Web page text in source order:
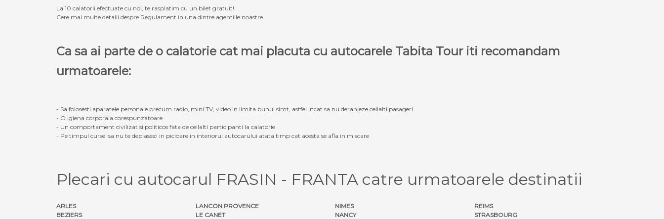
La 10 calatorii efectuate cu noi, te rasplatim cu un bilet gratuit!
Cere mai multe detalii despre Regulament in una dintre agentiile noastre.
Ca sa ai parte de o calatorie cat mai placuta cu autocarele Tabita Tour iti recomandam
urmatoarele:
- Sa folosesti aparatele personale precum radio, mini TV, video in limita bunul simt, astfel incat sa nu deranjeze ceilalti pasageri.
- O igiena corporala corespunzatoare
- Un comportament civilizat si politicos fata de ceilalti participanti la calatorie
- Pe timpul cursei sa nu te deplasezi in picioare in interiorul autocarului atata timp cat acesta se afla in miscare
Plecari cu autocarul FRASIN - FRANTA catre urmatoarele destinatii
ARLES
BEZIERS
LANCON PROVENCE
LE CANET
NIMES
NANCY
REIMS
STRASBOURG